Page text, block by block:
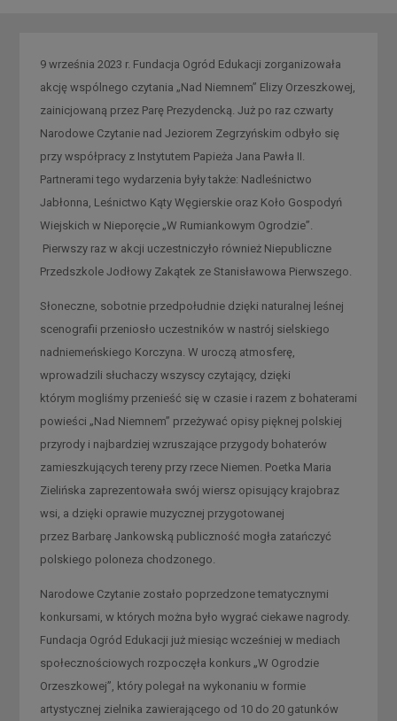
9 września 2023 r. Fundacja Ogród Edukacji zorganizowała
akcję wspólnego czytania „Nad Niemnem” Elizy Orzeszkowej,
zainicjowaną przez Parę Prezydencką. Już po raz czwarty
Narodowe Czytanie nad Jeziorem Zegrzyńskim odbyło się
przy współpracy z Instytutem Papieża Jana Pawła II.
Partnerami tego wydarzenia były także: Nadleśnictwo
Jabłonna, Leśnictwo Kąty Węgierskie oraz Koło Gospodyń
Wiejskich w Nieporęcie „W Rumiankowym Ogrodzie”.
Pierwszy raz w akcji uczestniczyło również Niepubliczne
Przedszkole Jodłowy Zakątek ze Stanisławowa Pierwszego.
Słoneczne, sobotnie przedpołudnie dzięki naturalnej leśnej
scenografii przeniosło uczestników w nastrój sielskiego
nadniemeńskiego Korczyna. W uroczą atmosferę,
wprowadzili słuchaczy wszyscy czytający, dzięki
którym mogliśmy przenieść się w czasie i razem z bohaterami
powieści „Nad Niemnem” przeżywać opisy pięknej polskiej
przyrody i najbardziej wzruszające przygody bohaterów
zamieszkujących tereny przy rzece Niemen. Poetka Maria
Zielińska zaprezentowała swój wiersz opisujący krajobraz
wsi, a dzięki oprawie muzycznej przygotowanej
przez Barbarę Jankowską publiczność mogła zatańczyć
polskiego poloneza chodzonego.
Narodowe Czytanie zostało poprzedzone tematycznymi
konkursami, w których można było wygrać ciekawe nagrody.
Fundacja Ogród Edukacji już miesiąc wcześniej w mediach
społecznościowych rozpoczęła konkurs „W Ogrodzie
Orzeszkowej”, który polegał na wykonaniu w formie
artystycznej zielnika zawierającego od 10 do 20 gatunków